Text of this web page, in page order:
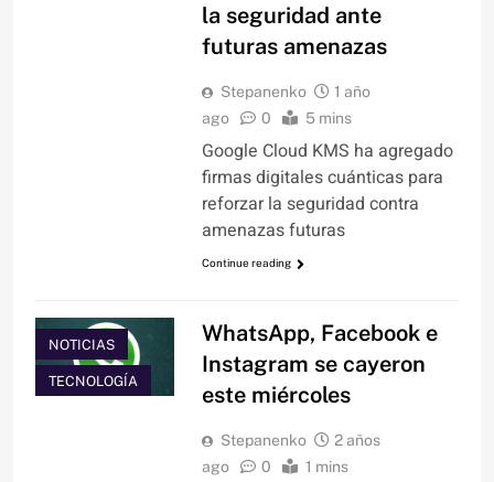
la seguridad ante
futuras amenazas
Stepanenko
1 año
ago
0 5 mins
Google Cloud KMS ha agregado
firmas digitales cuánticas para
reforzar la seguridad contra
amenazas futuras
Continue reading
NOTICIAS
TECNOLOGÍA
WhatsApp, Facebook e
Instagram se cayeron
este miércoles
Stepanenko
2 años
ago
0 1 mins